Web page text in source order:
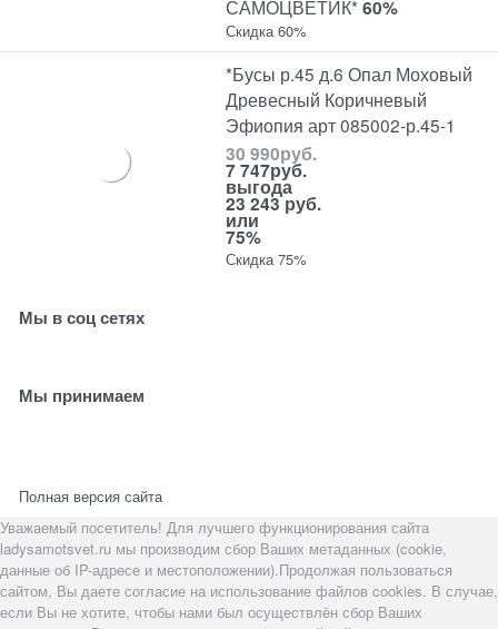
САМОЦВЕТИК* 60%
Скидка 60%
*Бусы р.45 д.6 Опал Моховый
Древесный Коричневый
Эфиопия арт 085002-р.45-1
30 990руб.
7 747руб.
выгода
23 243 руб.
или
75%
Скидка 75%
Мы в соц сетях
Мы принимаем
Полная версия сайта
Уважаемый посетитель! Для лучшего функционирования сайта
ladysamotsvet.ru мы производим сбор Ваших метаданных (cookie,
данные об IP-адресе и местоположении).Продолжая пользоваться
сайтом, Вы даете согласие на использование файлов cookies. В случае,
если Вы не хотите, чтобы нами был осуществлён сбор Ваших